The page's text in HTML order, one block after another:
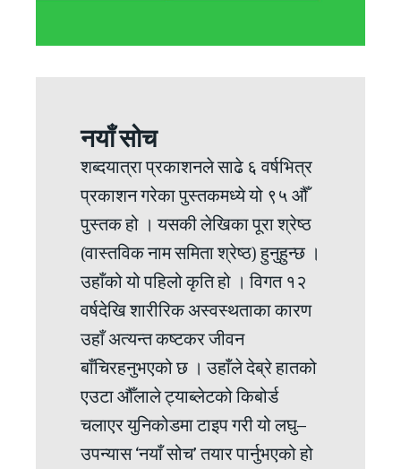
नयाँ सोच
शब्दयात्रा प्रकाशनले साढे ६ वर्षभित्र
प्रकाशन गरेका पुस्तकमध्ये यो ९५ औँ
पुस्तक हो । यसकी लेखिका पूरा श्रेष्ठ
(वास्तविक नाम समिता श्रेष्ठ) हुनुहुन्छ ।
उहाँको यो पहिलो कृति हो । विगत १२
वर्षदेखि शारीरिक अस्वस्थताका कारण
उहाँ अत्यन्त कष्टकर जीवन
बाँचिरहनुभएको छ । उहाँले देब्रे हातको
एउटा औँलाले ट्याब्लेटको किबोर्ड
चलाएर युनिकोडमा टाइप गरी यो लघु–
उपन्यास ‘नयाँ सोच’ तयार पार्नुभएको हो